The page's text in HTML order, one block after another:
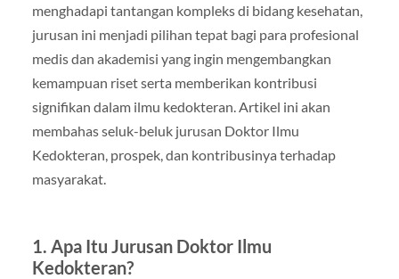
menghadapi tantangan kompleks di bidang kesehatan,
jurusan ini menjadi pilihan tepat bagi para profesional
medis dan akademisi yang ingin mengembangkan
kemampuan riset serta memberikan kontribusi
signifikan dalam ilmu kedokteran. Artikel ini akan
membahas seluk-beluk jurusan Doktor Ilmu
Kedokteran, prospek, dan kontribusinya terhadap
masyarakat.
1. Apa Itu Jurusan Doktor Ilmu
Kedokteran?